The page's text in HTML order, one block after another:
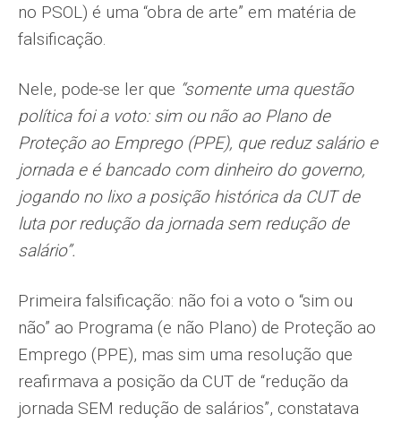
no PSOL) é uma “obra de arte” em matéria de
falsificação.
Nele, pode-se ler que “somente uma questão
política foi a voto: sim ou não ao Plano de
Proteção ao Emprego (PPE), que reduz salário e
jornada e é bancado com dinheiro do governo,
jogando no lixo a posição histórica da CUT de
luta por redução da jornada sem redução de
salário”.
Primeira falsificação: não foi a voto o “sim ou
não” ao Programa (e não Plano) de Proteção ao
Emprego (PPE), mas sim uma resolução que
reafirmava a posição da CUT de “redução da
jornada SEM redução de salários”, constatava